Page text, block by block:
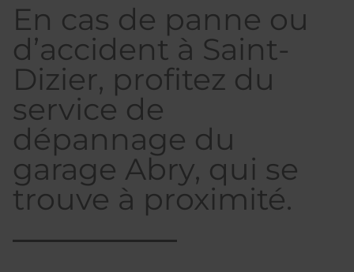
En cas de panne ou
d’accident à Saint-
Dizier, profitez du
service de
dépannage du
garage Abry, qui se
trouve à proximité.